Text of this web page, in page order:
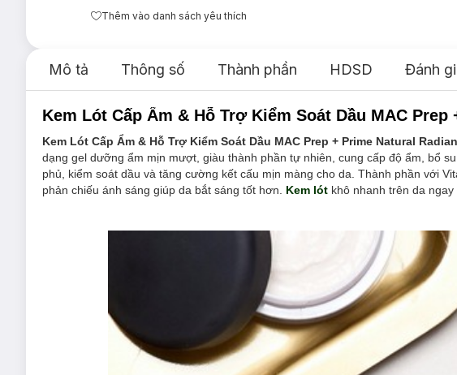
Thêm vào danh sách yêu thích
Mô tả Thông số Thành phần HDSD Đánh
Kem Lót Cấp Ẩm & Hỗ Trợ Kiểm Soát Dầu MAC
Kem Lót Cấp Ẩm & Hỗ Trợ Kiểm Soát Dầu MAC Prep + Prime Natural
dạng gel dưỡng ẩm mịn mượt, giàu thành phần tự nhiên, cung cấp độ ẩm, bổ
phủ, kiểm soát dầu và tăng cường kết cấu mịn màng cho da. Thành phần với
phản chiếu ánh sáng giúp da bắt sáng tốt hơn. Kem lót khô nhanh trên da